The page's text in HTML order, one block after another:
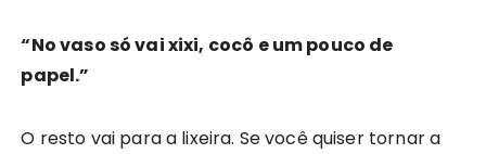
“No vaso só vai xixi, cocô e um pouco de
papel.”
O resto vai para a lixeira. Se você quiser tornar a